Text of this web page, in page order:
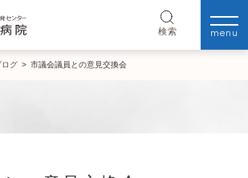
検索 menu
ログ > 市議会議員との意見交換会